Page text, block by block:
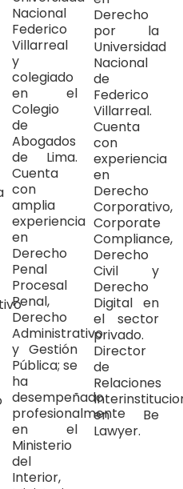
Nacional
Federico
Villarreal
y
colegiado
en el
Colegio
de
Abogados
de Lima.
Cuenta
con
amplia
experiencia
en
Derecho
Penal
Procesal
Penal,
Derecho
Administrativo
y Gestión
Pública; se
ha
desempeñado
profesionalmente
en el
Ministerio
del
Interior,
Derecho
por la
Universidad
Nacional
de
Federico
Villarreal.
Cuenta
con
experiencia
en
Derecho
Corporativo,
Corporate
Compliance,
Derecho
Civil y
Derecho
Digital en
el sector
privado.
Director
de
Relaciones
en Be
Lawyer.